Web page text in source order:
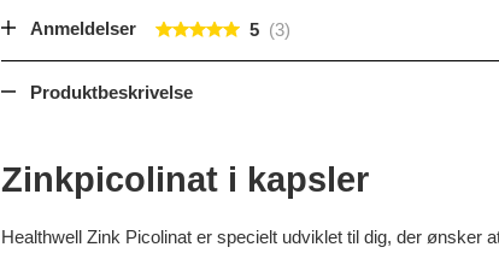
Anmeldelser 5
Produktbeskrivelse
Zinkpicolinat i kapsler
Healthwell Zink Picolinat er specielt udviklet til dig, der